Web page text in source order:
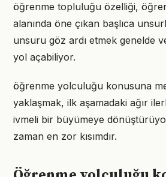
öğrenme topluluğu özelliği,
alanında öne çıkan başlıca
unsuru göz ardı etmek genelde
yol açabiliyor.
öğrenme yolculuğu konusuna
yaklaşmak, ilk aşamadaki ağır
ivmeli bir büyümeye
zaman en zor kısımdır.